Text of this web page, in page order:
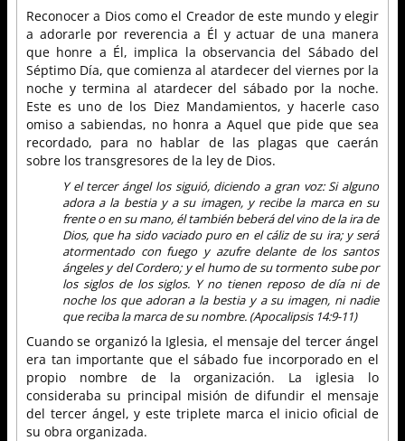
Reconocer a Dios como el Creador de este mundo y elegir
a adorarle por reverencia a Él y actuar de una manera
que honre a Él, implica la observancia del Sábado del
Séptimo Día, que comienza al atardecer del viernes por la
noche y termina al atardecer del sábado por la noche.
Este es uno de los Diez Mandamientos, y hacerle caso
omiso a sabiendas, no honra a Aquel que pide que sea
recordado, para no hablar de las plagas que caerán
sobre los transgresores de la ley de Dios.
Y el tercer ángel los siguió, diciendo a gran voz: Si alguno
adora a la bestia y a su imagen, y recibe la marca en su
frente o en su mano, él también beberá del vino de la ira de
Dios, que ha sido vaciado puro en el cáliz de su ira; y será
atormentado con fuego y azufre delante de los santos
ángeles y del Cordero; y el humo de su tormento sube por
los siglos de los siglos. Y no tienen reposo de día ni de
noche los que adoran a la bestia y a su imagen, ni nadie
que reciba la marca de su nombre. (Apocalipsis 14:9-11)
Cuando se organizó la Iglesia, el mensaje del tercer ángel
era tan importante que el sábado fue incorporado en el
propio nombre de la organización. La iglesia lo
consideraba su principal misión de difundir el mensaje
del tercer ángel, y este triplete marca el inicio oficial de
su obra organizada.